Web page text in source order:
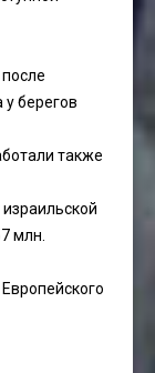
берегов
также
млн.